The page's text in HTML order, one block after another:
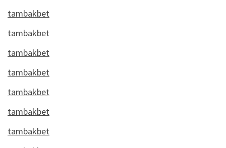
tambakbet
tambakbet
tambakbet
tambakbet
tambakbet
tambakbet
tambakbet